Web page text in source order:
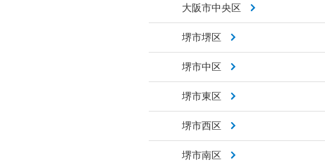
大阪市中央区
堺市堺区
堺市中区
堺市東区
堺市西区
堺市南区